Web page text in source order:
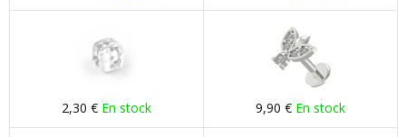
2,30 € En stock 9,90 € En stock